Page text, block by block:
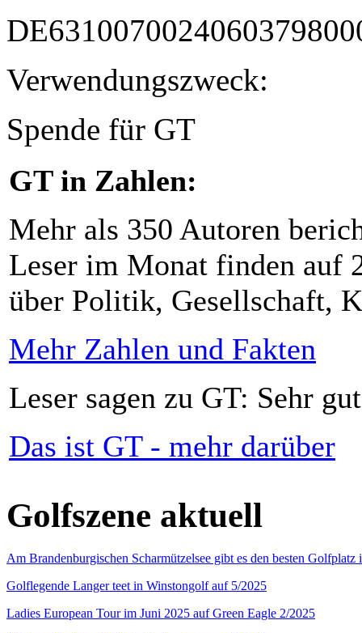
Verwendungszweck:
Spende für GT
GT in Zahlen:
Mehr als 350 Autoren
Leser im Monat finden auf
über Politik, Gesellschaft,
Mehr Zahlen und Fakten
Leser sagen zu GT: Sehr
Das ist GT - mehr darüber
Golfszene aktuell
Am Brandenburgischen Scharmützelsee gibt es den besten
Golflegende Langer teet in Winstongolf auf 5/2025
Ladies European Tour im Juni 2025 auf Green Eagle 2/2025